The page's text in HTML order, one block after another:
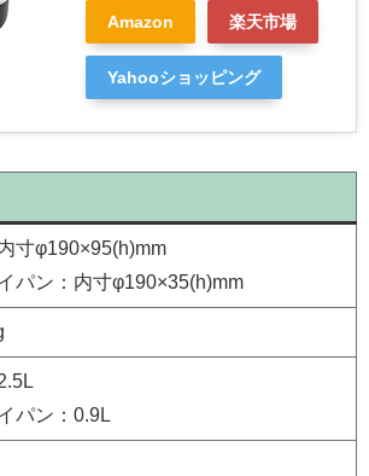
Amazon 楽天市場
Yahooショッピング
寸φ190×95(h)mm
パン：内寸φ190×35(h)mm
パン：0.9L